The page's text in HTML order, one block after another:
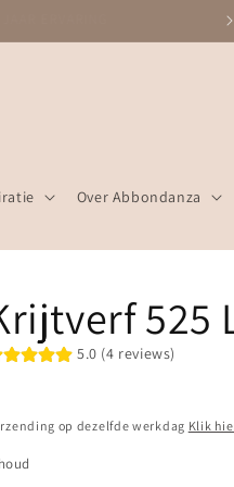
Over Abbondanza
525
5.0 (4 reviews)
op dezelfde werkdag Klik